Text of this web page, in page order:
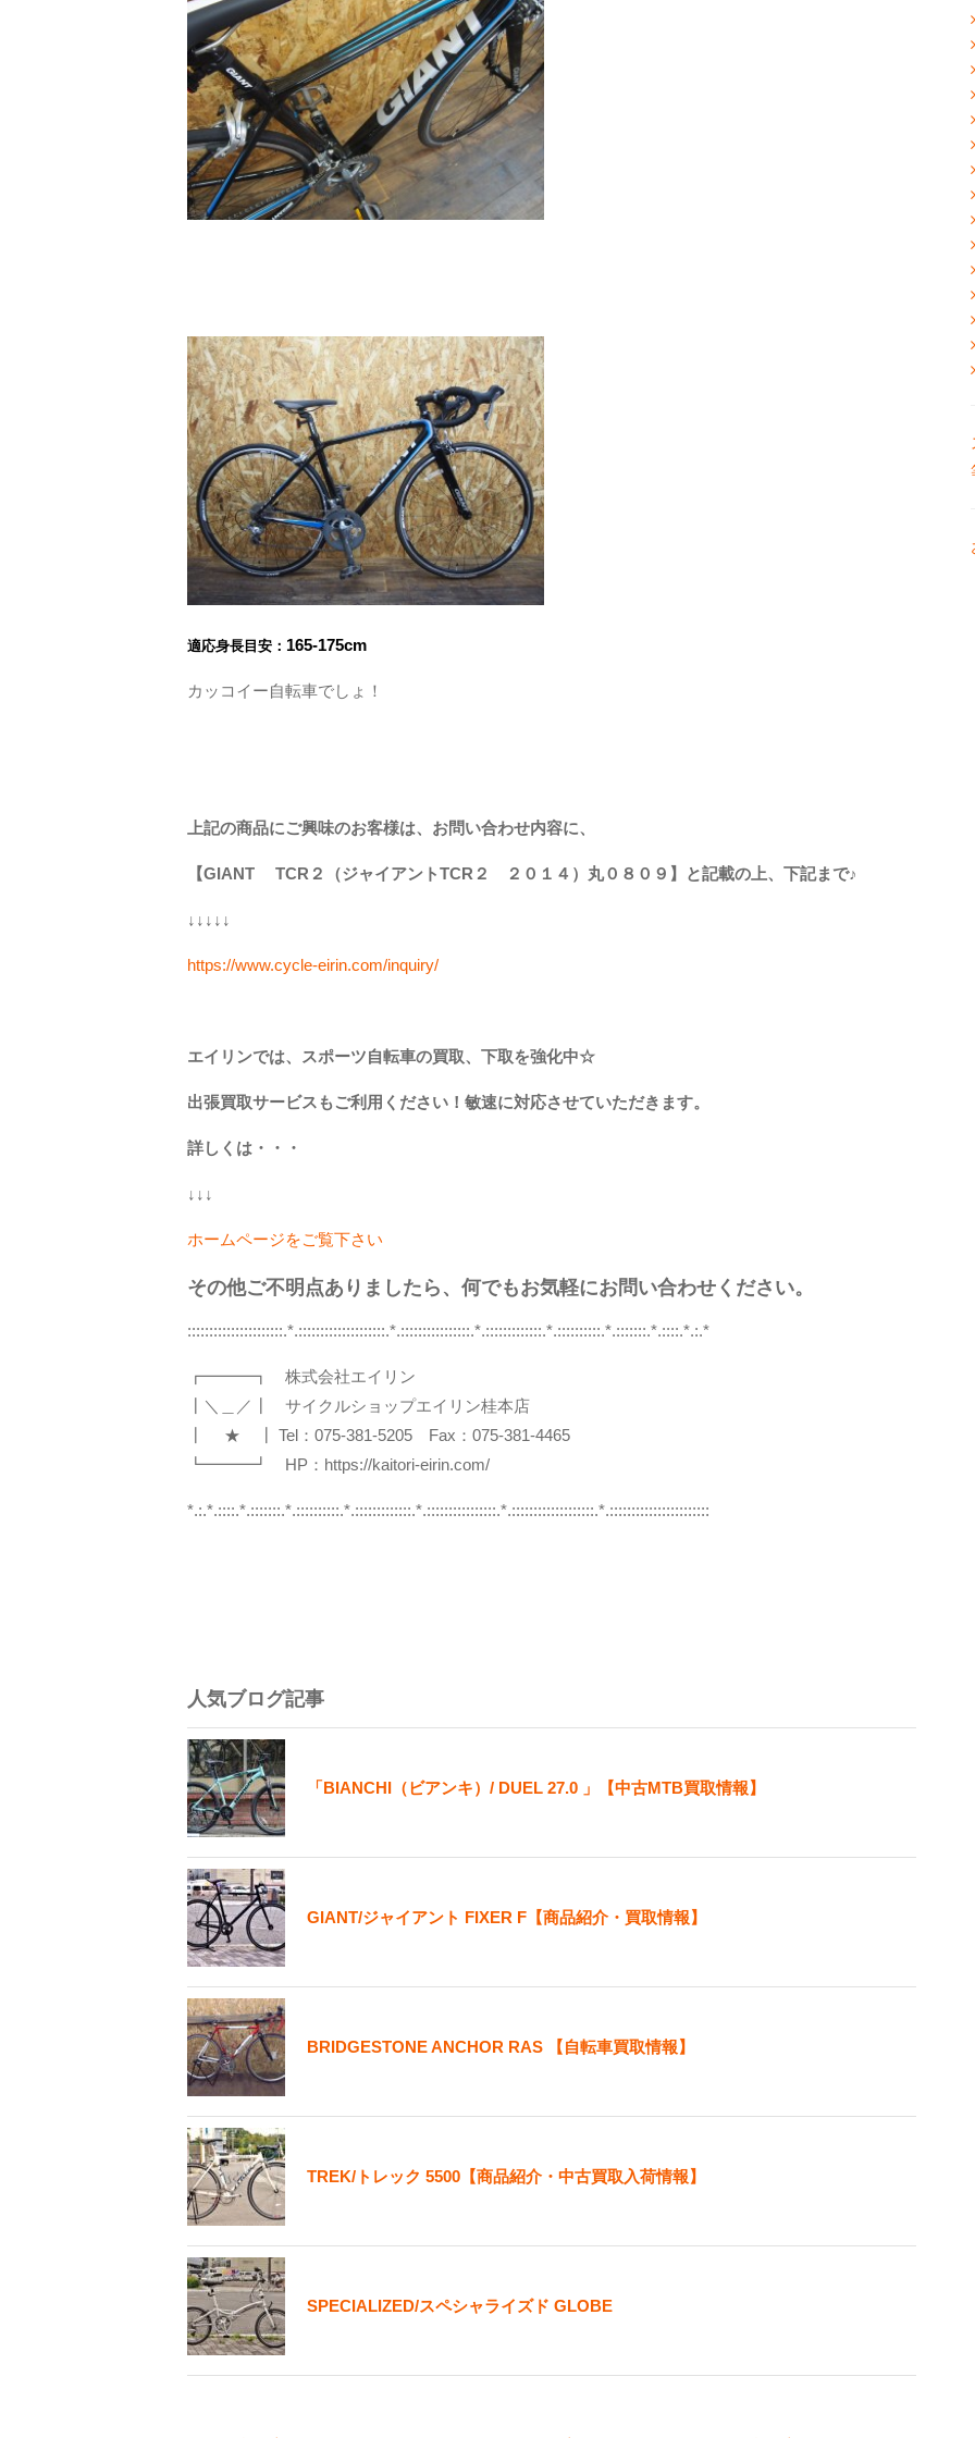
適応身長目安： 165-175cm
カッコイー自転車でしょ！
上記の商品にご興味のお客様は、お問い合わせ内容に、
【GIANT TCR２（ジャイアントTCR２ ２０１４）丸０８０９】 と記載の上、下記まで♪
↓↓↓↓↓
https://www.cycle-eirin.com/inquiry/
エイリンでは、スポーツ自転車の買取、下取を強化中☆
出張買取サービスもご利用ください！敏速に対応させていただきます。
詳しくは・・・
↓↓↓
ホームページをご覧下さい
その他ご不明点ありましたら、何でもお気軽にお問い合わせください。
::::::::::::::::::::::.*.::::::::::::::::::::.*.::::::::::::::::.*.:::::::::::::.*.::::::::::.*.:::::::.*.::::.*.:.*
┏━━━┓ 株式会社エイリン
┃＼＿／┃ サイクルショップエイリン桂本店
┃ ★ ┃ Tel：075-381-5205 Fax：075-381-4465
┗━━━┛ HP：https://kaitori-eirin.com/
*.:.*.::::.*.:::::::.*.::::::::::.*.:::::::::::::.*.::::::::::::::::.*.:::::::::::::::::::.*.:::::::::::::::::::::::
人気ブログ記事
「BIANCHI（ビアンキ）/ DUEL 27.0 」【中古MTB買取情報】
GIANT/ジャイアント FIXER F【商品紹介・買取情報】
BRIDGESTONE ANCHOR RAS 【自転車買取情報】
TREK/トレック 5500【商品紹介・中古買取入荷情報】
SPECIALIZED/スペシャライズド GLOBE